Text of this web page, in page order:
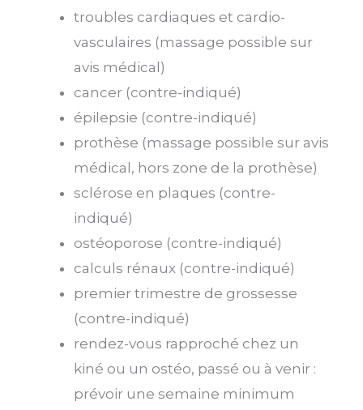
troubles cardiaques et cardio-
vasculaires (massage possible sur
avis médical)
cancer (contre-indiqué)
épilepsie (contre-indiqué)
prothèse (massage possible sur avis
médical, hors zone de la prothèse)
sclérose en plaques (contre-
indiqué)
ostéoporose (contre-indiqué)
calculs rénaux (contre-indiqué)
premier trimestre de grossesse
(contre-indiqué)
rendez-vous rapproché chez un
kiné ou un ostéo, passé ou à venir :
prévoir une semaine minimum